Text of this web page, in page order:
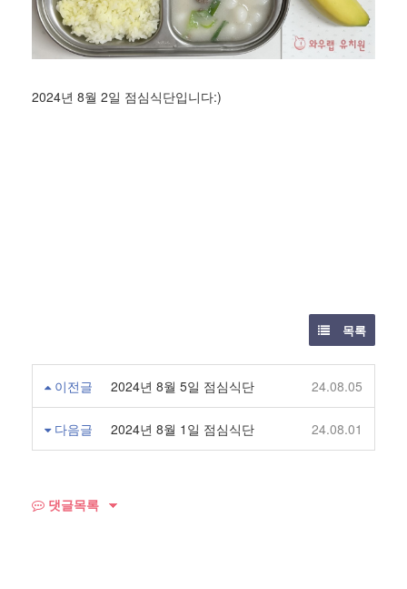
2024년 8월 2일 점심식단입니다:)
목록
이전글 2024년 8월 5일 점심식단 24.08.05
다음글 2024년 8월 1일 점심식단 24.08.01
댓글목록